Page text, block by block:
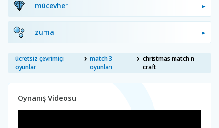
mücevher
zuma
ücretsiz çevrimiçi
oyunlar
match 3
oyunları
christmas match n
craft
Oynanış Videosu